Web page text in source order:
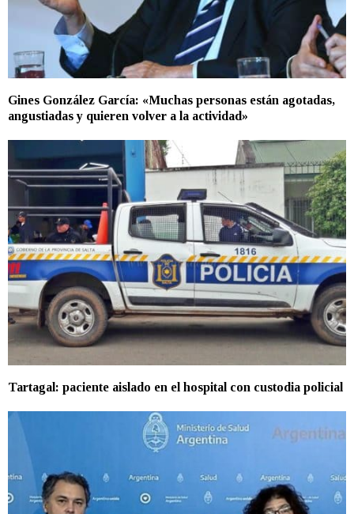
Gines González García: «Muchas personas están agotadas,
angustiadas y quieren volver a la actividad»
Tartagal: paciente aislado en el hospital con custodia policial